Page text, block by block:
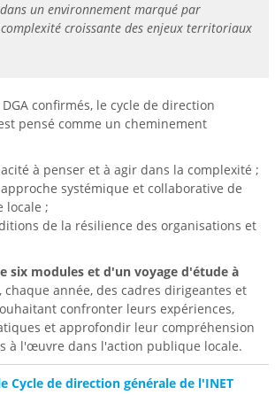
un environnement marqué par
croissante des enjeux territoriaux
confirmés, le cycle de direction
pensé comme un cheminement
à penser et à agir dans la complexité ;
systémique et collaborative de
locale ;
de la résilience des organisations et
six modules et d'un voyage d'étude à
chaque année, des cadres dirigeantes et
confronter leurs expériences,
et approfondir leur compréhension
à l'œuvre dans l'action publique locale.
Cycle de direction générale de l'INET